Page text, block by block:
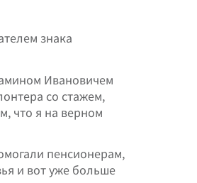
знака
Ивановичем
со стажем,
что я на верном
пенсионерам,
и вот уже больше